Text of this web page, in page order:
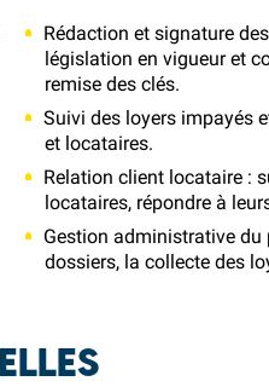
Rédaction et signature
législation en vigueur et
remise des clés.
Suivi des loyers impayés
et locataires.
Relation client locataire :
locataires, répondre à
Gestion administrative
dossiers, la collecte des